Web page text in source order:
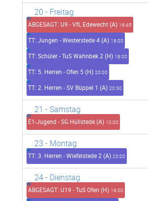
20 - Freitag
ABGESAGT: U9 - VfL Edewecht (A) 16:45
TT: Jungen - Westerstede 4 (A) 18:00
TT: Schüler - TuS Wahnbek 2 (H) 18:00
TT: 5. Herren - Ofen 5 (H) 20:00
TT: 2. Herren - SV Büppel 1 (A) 20:30
21 - Samstag
E1-Jugend - SG Hüllstede (A) 10:00
23 - Montag
TT: 3. Herren - Wiefelstede 2 (A) 20:00
24- Dienstag
ABGESAGT: U19 - TuS Ofen (H) 19:00